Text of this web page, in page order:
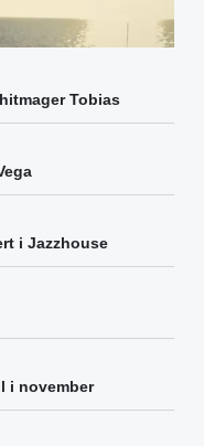
Tobias
i Jazzhouse
i november